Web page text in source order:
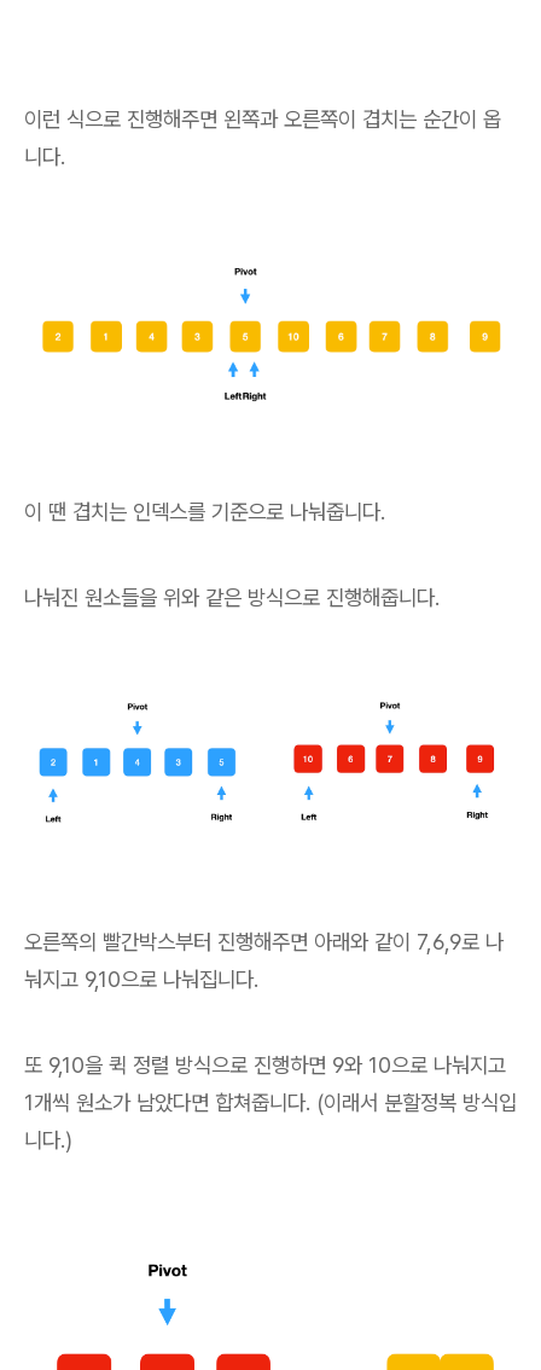
이런 식으로 진행해주면 왼쪽과 오른쪽이 겹치는 순간이 옵
니다.
이 땐 겹치는 인덱스를 기준으로 나눠줍니다.
나눠진 원소들을 위와 같은 방식으로 진행해줍니다.
오른쪽의 빨간박스부터 진행해주면 아래와 같이 7,6,9로 나
눠지고 9,10으로 나눠집니다.
또 9,10을 퀵 정렬 방식으로 진행하면 9와 10으로 나눠지고
1개씩 원소가 남았다면 합쳐줍니다. (이래서 분할정복 방식입
니다.)